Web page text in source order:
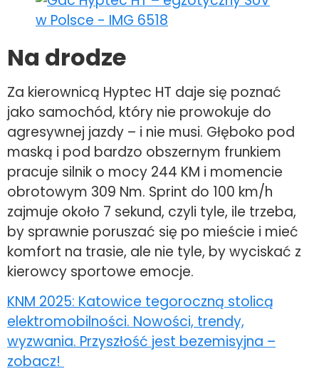
Na drodze
Za kierownicą Hyptec HT daje się poznać
jako samochód, który nie prowokuje do
agresywnej jazdy – i nie musi. Głęboko pod
maską i pod bardzo obszernym frunkiem
pracuje silnik o mocy 244 KM i momencie
obrotowym 309 Nm. Sprint do 100 km/h
zajmuje około 7 sekund, czyli tyle, ile trzeba,
by sprawnie poruszać się po mieście i mieć
komfort na trasie, ale nie tyle, by wyciskać z
kierowcy sportowe emocje.
KNM 2025: Katowice tegoroczną stolicą
elektromobilności. Nowości, trendy,
wyzwania. Przyszłość jest bezemisyjna –
zobacz!